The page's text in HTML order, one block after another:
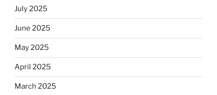
July 2025
June 2025
May 2025
April 2025
March 2025